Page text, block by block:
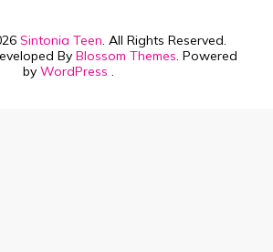
Sintonia Teen. All Rights Reserved.
By Blossom Themes. Powered
by WordPress .